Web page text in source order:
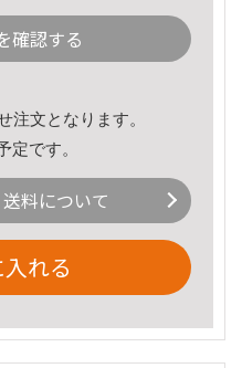
確認する
注文となります。
定です。
料について
れる